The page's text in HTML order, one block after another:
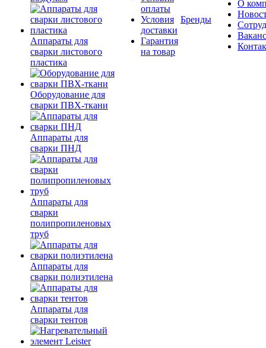
Аппараты для
сварки листового
пластика
Оборудование для
сварки ПВХ-ткани
Аппараты для
сварки ПНД
Аппараты для
сварки
полипропиленовых
труб
Аппараты для
сварки полиэтилена
Аппараты для
сварки тентов
оплаты
Условия
доставки
Гарантия
на товар
Бренды
О